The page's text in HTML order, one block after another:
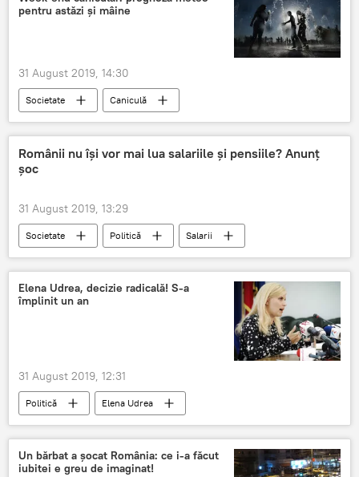
pentru astăzi și mâine
31 August 2019, 14:30
Societate
Caniculă
Prognoza meteo în România
Românii nu își vor mai lua salariile și pensiile? Anunț
șoc
31 August 2019, 13:29
Societate Politică
Salarii
Pensii
Anunț
Elena Udrea, decizie radicală! S-a
împlinit un an
31 August 2019, 12:31
Politică Elena Udrea
Un bărbat a șocat România: ce i-a făcut
iubitei e greu de imaginat!